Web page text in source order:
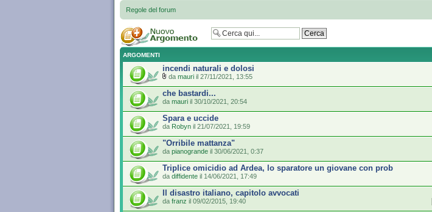
Regole del forum
ARGOMENTI
incendi naturali e dolosi
da mauri il 27/11/2021, 13:55
che bastardi...
da mauri il 30/10/2021, 20:54
Spara e uccide
da Robyn il 21/07/2021, 19:59
"Orribile mattanza"
da pianogrande il 30/06/2021, 0:37
Triplice omicidio ad Ardea, lo sparatore un giovane con prob
da diffidente il 14/06/2021, 17:49
Il disastro italiano, capitolo avvocati
da franz il 09/02/2015, 19:40